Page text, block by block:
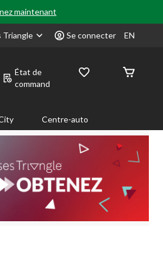
maintenant
Triangle Se connecter EN
État de
command
Centre-auto